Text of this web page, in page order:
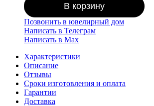
В корзину
Позвонить в ювелирный дом
Написать в Телеграм
Написать в Мах
Характеристики
Описание
Отзывы
Сроки изготовления и оплата
Гарантии
Доставка